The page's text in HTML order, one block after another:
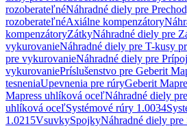
rozoberateľnéNáhradné diely pre
rozoberateľnéAxiálne kompenzátory
kompenzátoryZátkyNáhradné diely pre
vykurovanieNáhradné diely pre T-kusy
pre vykurovanieNáhradné diely pre
vykurovaniePríslušenstvo pre Geberit
tesneniaUpevnenia pre rúryGeberit
Mapress uhlíková oceľNáhradné diely
uhlíková oceľSystémové rúry 1.0034
1.0215VsuvkySpojkyNáhradné diely